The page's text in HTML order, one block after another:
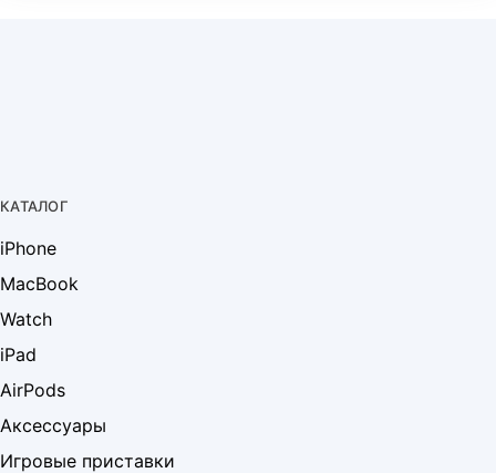
КАТАЛОГ
iPhone
MacBook
Watch
iPad
AirPods
Аксессуары
Игровые приставки